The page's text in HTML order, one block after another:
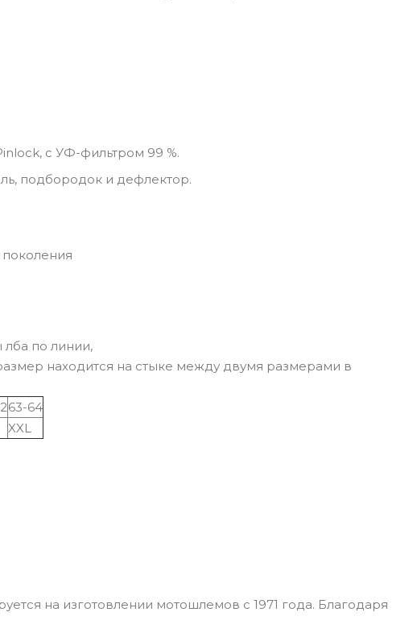
с УФ-фильтром 99 %.
подбородок и дефлектор.
по линии,
находится на стыке между двумя размерами в
63-64
XXL
на изготовлении мотошлемов с 1971 года. Благодаря